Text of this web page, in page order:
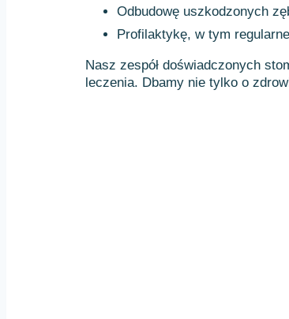
Odbudowę uszkodzonych
Profilaktykę, w tym
Nasz zespół doświadczonych
leczenia. Dbamy nie tylko o